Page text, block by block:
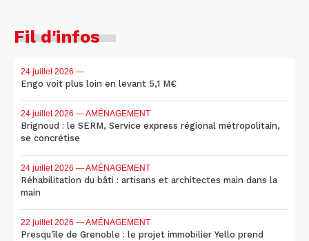
Fil d'infos
24 juillet 2026 —
Engo voit plus loin en levant 5,1 M€
24 juillet 2026 — AMÉNAGEMENT
Brignoud : le SERM, Service express régional métropolitain,
se concrétise
24 juillet 2026 — AMÉNAGEMENT
Réhabilitation du bâti : artisans et architectes main dans la
main
22 juillet 2026 — AMÉNAGEMENT
Presqu'île de Grenoble : le projet immobilier Yello prend